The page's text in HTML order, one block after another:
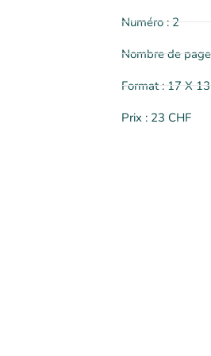
Numéro : 2
Nombre de
Format : 17 X
Prix : 23 CHF